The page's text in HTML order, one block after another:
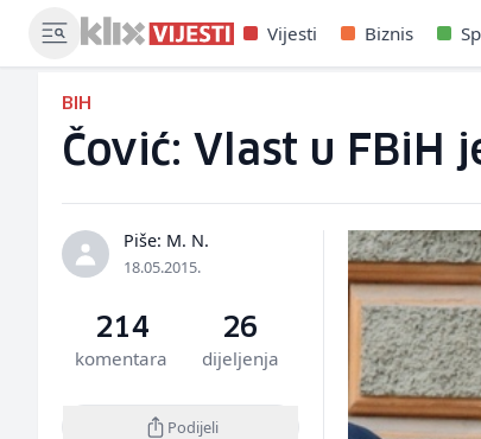
Vijesti Biznis
BIH
Čović: Vlast u FBiH
Piše: M. N.
18.05.2015.
214
komentara
26
dijeljenja
Podijeli